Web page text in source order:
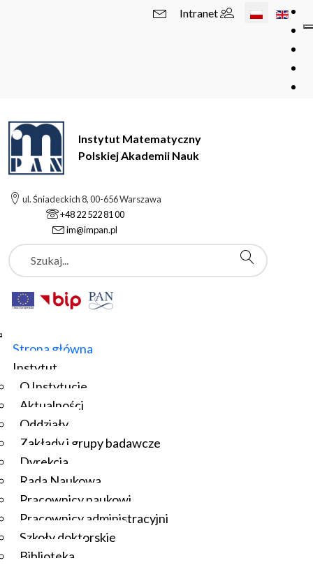
Wybierz swój
Intranet
Instytut Matematyczny
Polskiej Akademii Nauk
ul. Śniadeckich 8, 00-656 Warszawa
+48 22 522 81 00
im@impan.pl
Szukaj
Strona główna
Instytut
O Instytucie
Aktualności
Oddziały
Zakłady i grupy badawcze
Dyrekcja
Rada Naukowa
Pracownicy naukowi
Pracownicy administracyjni
Szkoły doktorskie
Biblioteka